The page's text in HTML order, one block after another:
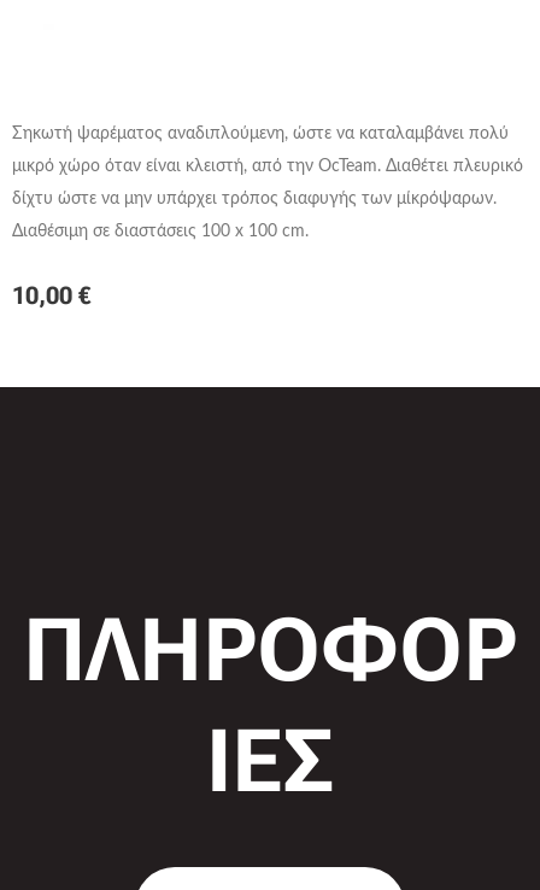
Σηκωτή ψαρέματος αναδιπλούμενη, ώστε να καταλαμβάνει πολύ
μικρό χώρο όταν είναι κλειστή, από την OcTeam. Διαθέτει πλευρικό
δίχτυ ώστε να μην υπάρχει τρόπος διαφυγής των μίκρόψαρων.
Διαθέσιμη σε διαστάσεις 100 x 100 cm.
10,00 €
ΠΛΗΡΟΦΟΡ
ΙΕΣ